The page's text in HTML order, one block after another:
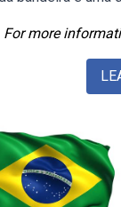
For more